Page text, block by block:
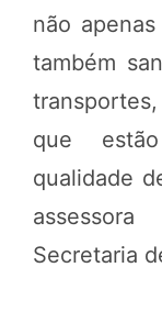
não
também
que
qualidade
Secretaria